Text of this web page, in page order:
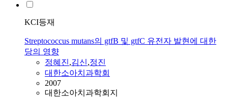
KCI등재
Streptococcus mutans의 gtfB 및 gtfC 유전자 발현에 대한
당의 영향
정혜진,김신,정진
대한소아치과학회
2007
대한소아치과학회지